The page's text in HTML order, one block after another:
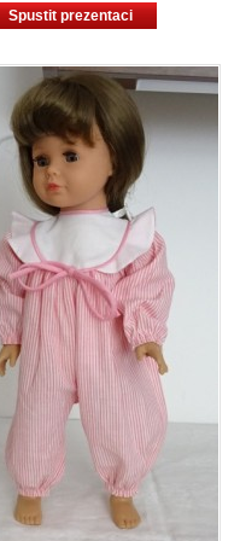
Spustit prezentaci